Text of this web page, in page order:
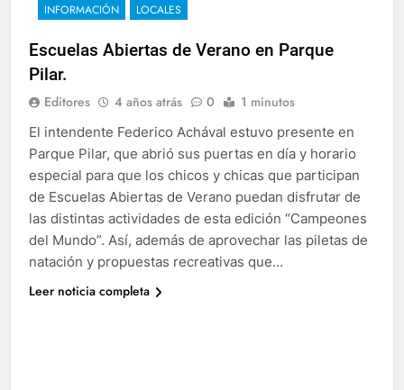
INFORMACIÓN LOCALES
Escuelas Abiertas de Verano en Parque
Pilar.
Editores 4 años atrás 0 1 minutos
El intendente Federico Achával estuvo presente en
Parque Pilar, que abrió sus puertas en día y horario
especial para que los chicos y chicas que participan
de Escuelas Abiertas de Verano puedan disfrutar de
las distintas actividades de esta edición “Campeones
del Mundo”. Así, además de aprovechar las piletas de
natación y propuestas recreativas que…
Leer noticia completa